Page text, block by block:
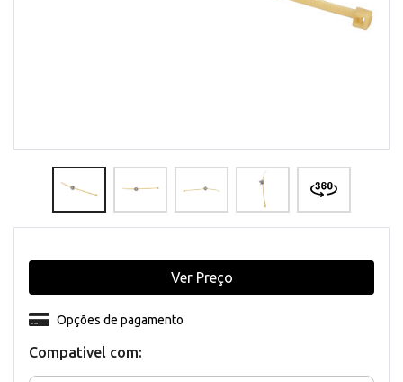
Compativel com:
Opções de pagamento
Ver Preço